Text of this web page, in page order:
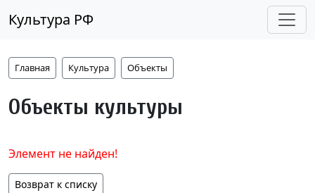
Культура РФ
Главная Культура Объекты
Объекты культуры
Элемент не найден!
Возврат к списку